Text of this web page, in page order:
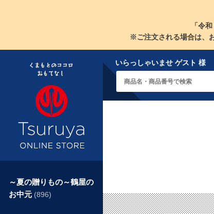
「令
※ご注文される場合は、
いらっしゃいませ ゲスト 様
～夏の贈りもの～鶴屋の
お中元 (896)